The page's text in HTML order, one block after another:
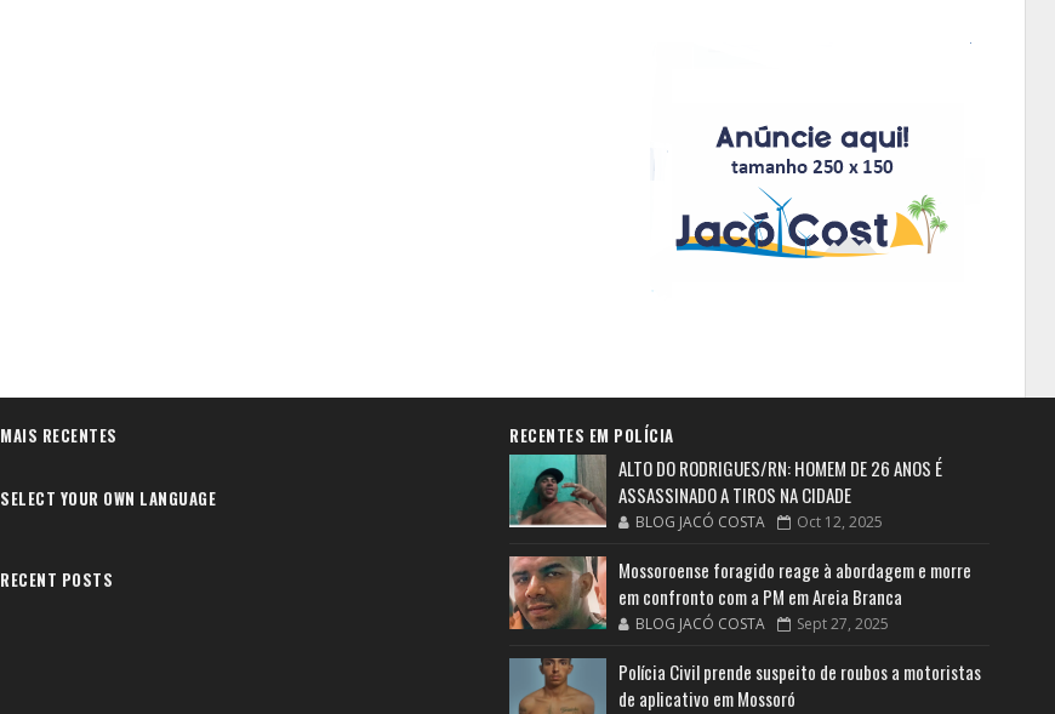
MAIS RECENTES
SELECT YOUR OWN LANGUAGE
RECENT POSTS
RECENTES EM POLÍCIA
ALTO DO RODRIGUES/RN: HOMEM DE 26 ANOS É
ASSASSINADO A TIROS NA CIDADE
BLOG JACÓ COSTA Oct 12, 2025
Mossoroense foragido reage à abordagem e morre
em confronto com a PM em Areia Branca
BLOG JACÓ COSTA Sept 27, 2025
Polícia Civil prende suspeito de roubos a motoristas
de aplicativo em Mossoró